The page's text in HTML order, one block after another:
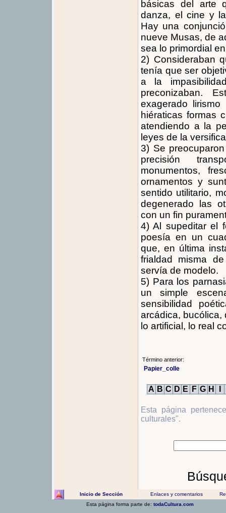
básicas del arte
danza, el cine y
Hay una
nueve Musas, de
sea lo primordial
2) Consideraban
tenía que ser
a la
preconizaban.
exagerado
hiératicas formas
atendiendo a la
leyes de la
3) Se
precisión
monumentos,
ornamentos y
sentido utilitario,
degenerado las
con un fin
4) Al supeditar el
poesía en un
que, en última
frialdad misma
servía de modelo.
5) Para los
un simple
sensibilidad
arcádica,
lo artificial, lo real
Término anterior:
Papier_colle
A B C D E F G H
Esta página
culturales".
Inicio de Sección Enlaces y comentarios
Esta página forma parte de: todaCultura.com